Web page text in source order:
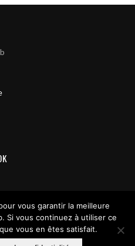
vous garantir la meilleure
Si vous continuez à utiliser ce
vous en êtes satisfait.
Contact us